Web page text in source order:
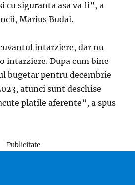
cu siguranta asa va fi”, a
Marius Budai.
intarziere, dar nu
intarziere. Dupa cum bine
bugetar pentru decembrie
atunci sunt deschise
platile aferente”, a spus
Publicitate